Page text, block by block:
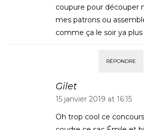
coupure pour découper
mes patrons ou
comme ça le soir ya plus
RÉPONDRE
Gilet
15 janvier 2019 at 16:15
Oh trop cool ce concours